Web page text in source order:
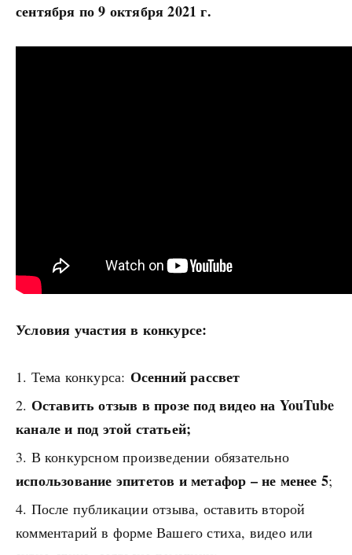
сентября по 9 октября 2021 г.
Условия участия в конкурсе:
Тема конкурса: Осенний рассвет
Оставить отзыв в прозе под видео на YouTube
канале и под этой статьей;
В конкурсном произведении обязательно
использование эпитетов и метафор – не менее 5;
После публикации отзыва, оставить второй
комментарий в форме Вашего стиха, видео или